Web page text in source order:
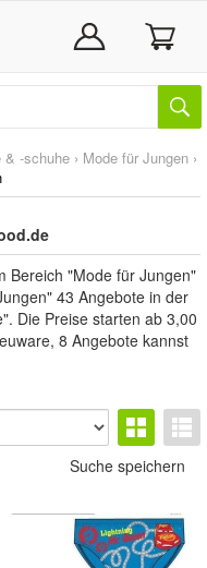
& -schuhe › Mode für Jungen ›
Bereich "Mode für Jungen"
43 Angebote in der
Die Preise starten ab 3,00
8 Angebote kannst
Suche speichern